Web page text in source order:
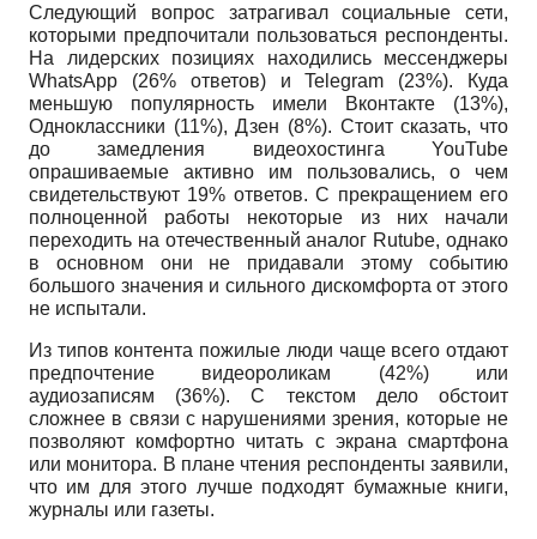
Следующий вопрос затрагивал социальные сети,
которыми предпочитали пользоваться респонденты.
На лидерских позициях находились мессенджеры
WhatsApp (26% ответов) иTelegram (23%). Куда
меньшую популярность имели Вконтакте (13%),
Одноклассники (11%), Дзен (8%). Стоит сказать, что
до замедления видеохостинга YouTube
опрашиваемые активно им пользовались, о чем
свидетельствуют 19% ответов. С прекращением его
полноценной работы некоторые из них начали
переходить на отечественный аналог Rutube, однако
в основном они не придавали этому событию
большого значения и сильного дискомфорта от этого
не испытали.
Из типов контента пожилые люди чаще всего отдают
предпочтение видеороликам (42%) или
аудиозаписям (36%). С текстом дело обстоит
сложнее в связи с нарушениями зрения, которые не
позволяют комфортно читать с экрана смартфона
или монитора. В плане чтения респонденты заявили,
что им для этого лучше подходят бумажные книги,
журналы или газеты.